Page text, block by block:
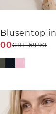
CHF69.90